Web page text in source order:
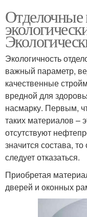
Отделочные
Экологичность
важный параметр,
качественные
вредной для
насмарку. Первым,
таких материалов –
отсутствуют
значится состава,
следует отказаться.
Приобретая
дверей и оконных